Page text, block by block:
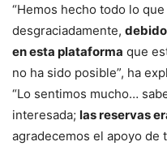
“Hemos hecho todo lo
desgraciadamente,
en esta plataforma que
no ha sido posible”, ha
“Lo sentimos mucho…
interesada; las reservas
agradecemos el apoyo de